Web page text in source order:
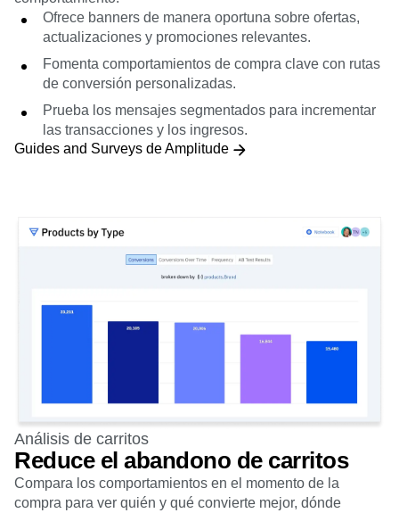
Ofrece banners de manera oportuna sobre ofertas,
actualizaciones y promociones relevantes.
Fomenta comportamientos de compra clave con rutas
de conversión personalizadas.
Prueba los mensajes segmentados para incrementar
las transacciones y los ingresos.
Guides and Surveys de Amplitude
Análisis de carritos
Reduce el abandono de carritos
Compara los comportamientos en el momento de la
compra para ver quién y qué convierte mejor, dónde